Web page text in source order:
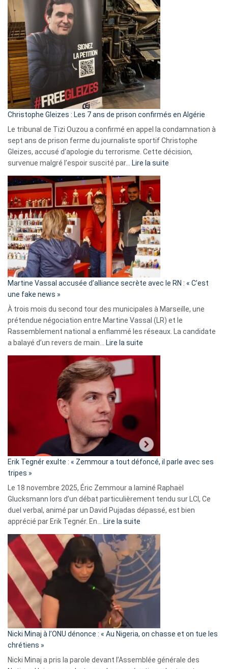
Bas,
Espagne,
Irlande
et
Slovénie
rejettent
la
présence
d’Israël
Christophe Gleizes : Les 7 ans de prison confirmés en Algérie
Le tribunal de Tizi Ouzou a confirmé en appel la condamnation à
sept ans de prison ferme du journaliste sportif Christophe
Gleizes, accusé d’apologie du terrorisme. Cette décision,
survenue malgré l’espoir suscité par… Lire la suite
Algérie
Martine Vassal accusée d’alliance secrète avec le RN : « C’est
une fake news »
À trois mois du second tour des municipales à Marseille, une
prétendue négociation entre Martine Vassal (LR) et le
Rassemblement national a enflammé les réseaux. La candidate
a balayé d’un revers de main… Lire la suite
Martine
Vassal
d’alliance
secrète
«
C’est
fake
news
»
Erik Tegnér exulte : « Zemmour a tout défoncé, il parle avec ses
tripes »
Le 18 novembre 2025, Éric Zemmour a laminé Raphaël
Glucksmann lors d’un débat particulièrement tendu sur LCI, Ce
duel verbal, animé par un David Pujadas dépassé, est bien
apprécié par Erik Tegnér. En… Lire la suite
Erik
Tegnér
exulte
:
« Zemmour
a
tout
parle
ses
tripes »
Nicki Minaj à l’ONU dénonce : « Au Nigeria, on chasse et on tue les
chrétiens »
Nicki Minaj a pris la parole devant l’Assemblée générale des